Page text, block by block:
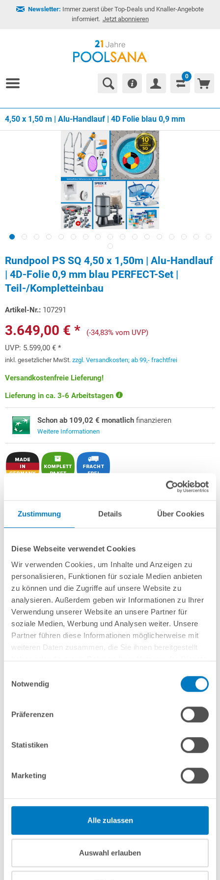
Zustimmung Details Über Cookies
Diese Webseite verwendet Cookies
Wir verwenden Cookies, um Inhalte und Anzeigen zu
personalisieren, Funktionen für soziale Medien anbieten
zu können und die Zugriffe auf unsere Website zu
analysieren. Außerdem geben wir Informationen zu Ihrer
Verwendung unserer Website an unsere Partner für
soziale Medien, Werbung und Analysen weiter. Unsere
Partner führen diese Informationen möglicherweise mit
weiteren Daten zusammen, die Sie ihnen bereitgestellt
Notwendig
Präferenzen
Statistiken
Marketing
Alle zulassen
Auswahl erlauben
Newsletter: Immer zuerst über Top-Deals und Knaller-Angebote
informiert. Jetzt abonnieren
0
4,50 x 1,50 m | Alu-Handlauf | 4D Folie blau 0,9 mm
Rundpool PS SQ 4,50 x 1,50m | Alu-Handlauf
| 4D-Folie 0,9 mm blau PERFECT-Set |
Teil-/Kompletteinbau
Artikel-Nr.: 107291
3.649,00 € *
(-34,83% vom UVP)
UVP: 5.599,00 € *
inkl. gesetzlicher MwSt. zzgl. Versandkosten; ab 99,- frachtfrei
Versandkostenfreie Lieferung!
Lieferung in ca. 3-6 Arbeitstagen
Schon ab 109,02 € monatlich finanzieren
Weitere Informationen
Stahlwand-RundbeckenPOOLSANASQ-Made in Germany- bestehend
aus 0,8 mm starker, feuerverzinkter Stahlwand + sehr passgenauer, 0,9 mm
starker geprägter 4D PVC-Poolfolie in "Pacific Ocean Blue"mit
Einhängebiese+Kombi-Spezialhandlauf aus hochwertigem und stabilem
POOLSANAUV-C Entkeimungsgerät 75 W: Reduziert den
Wasserpflegebedarf deutlich!
Unterlegvlies500 g/m²
Einbauskimmer und Einlaufdüse
Sandfilteranlage
in Germany ) inkl. Filtersand
Erdbeständiges Verrohrungsset PROFI Ø 50 mm+ Entleerungspaket
Edelstahl-Einhängeleiter PROFI mit eleganten Stufenauflagen, weit
1er-Set mit Trafo + Kabeldose + FB: LED Poolbeleuchtung
POOL
SANA
info(at)poolsana.de
Produktbeschreibung